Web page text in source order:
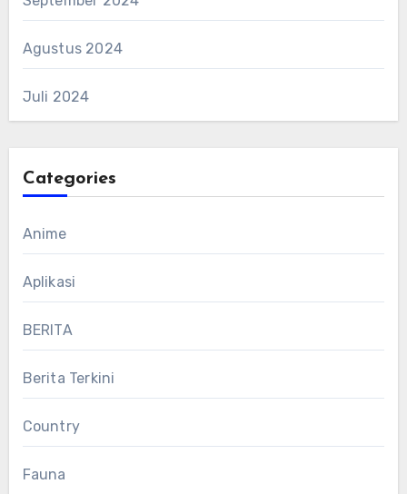
Agustus 2024
Juli 2024
Categories
Anime
Aplikasi
BERITA
Berita Terkini
Country
Fauna